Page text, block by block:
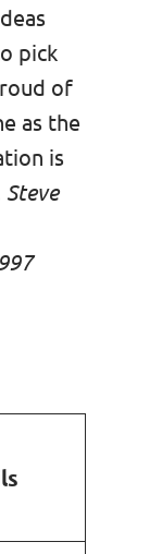
pick
of
as the
is
Steve